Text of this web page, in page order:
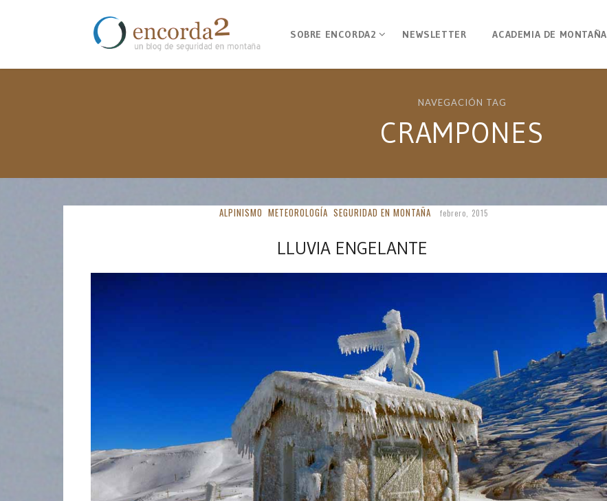
SOBRE ENCORDA2 NEWSLETTER ACADEMIA DE MONTAÑA
NAVEGACIÓN TAG
CRAMPONES
ALPINISMO METEOROLOGÍA SEGURIDAD EN MONTAÑA febrero, 2015
LLUVIA ENGELANTE